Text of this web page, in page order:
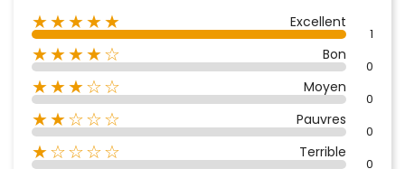
★★★★★ Excellent
1
★★★★☆ Bon
0
★★★☆☆ Moyen
0
★★☆☆☆ Pauvres
0
★☆☆☆☆ Terrible
0